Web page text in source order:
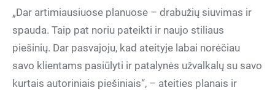
„Dar artimiausiuose planuose – drabužių siuvimas ir
spauda. Taip pat noriu pateikti ir naujo stiliaus
piešinių. Dar pasvajoju, kad ateityje labai norėčiau
savo klientams pasiūlyti ir patalynės užvalkalų su savo
kurtais autoriniais piešiniais“, – ateities planais ir